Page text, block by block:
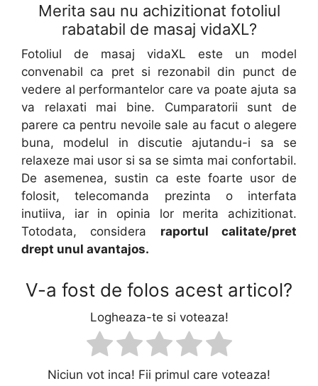
Merita sau nu achizitionat fotoliul
rabatabil de masaj vidaXL?
Fotoliul de masaj vidaXL este un model
convenabil ca pret si rezonabil din punct de
vedere al performantelor care va poate ajuta sa
va relaxati mai bine. Cumparatorii sunt de
parere ca pentru nevoile sale au facut o alegere
buna, modelul in discutie ajutandu-i sa se
relaxeze mai usor si sa se simta mai confortabil.
De asemenea, sustin ca este foarte usor de
folosit, telecomanda prezinta o interfata
inutiiva, iar in opinia lor merita achizitionat.
Totodata, considera raportul calitate/pret
drept unul avantajos.
V-a fost de folos acest articol?
Logheaza-te si voteaza!
Niciun vot inca! Fii primul care voteaza!